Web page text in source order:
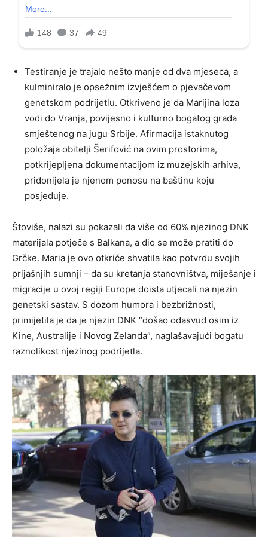
Testiranje je trajalo nešto manje od dva mjeseca, a
kulminiralo je opsežnim izvješćem o pjevačevom
genetskom podrijetlu. Otkriveno je da Marijina loza
vodi do Vranja, povijesno i kulturno bogatog grada
smještenog na jugu Srbije. Afirmacija istaknutog
položaja obitelji Šerifović na ovim prostorima,
potkrijepljena dokumentacijom iz muzejskih arhiva,
pridonijela je njenom ponosu na baštinu koju
posjeduje.
Štoviše, nalazi su pokazali da više od 60% njezinog DNK
materijala potječe s Balkana, a dio se može pratiti do
Grčke. Maria je ovo otkriće shvatila kao potvrdu svojih
prijašnjih sumnji – da su kretanja stanovništva, miješanje i
migracije u ovoj regiji Europe doista utjecali na njezin
genetski sastav. S dozom humora i bezbrižnosti,
primijetila je da je njezin DNK “došao odasvud osim iz
Kine, Australije i Novog Zelanda”, naglašavajući bogatu
raznolikost njezinog podrijetla.